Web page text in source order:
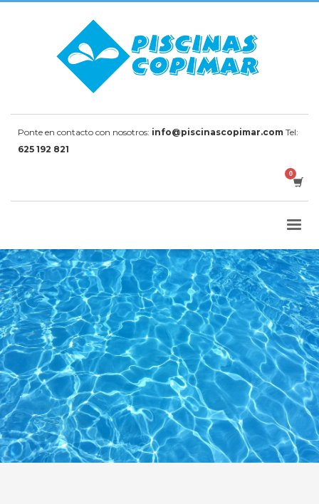
Ponte en contacto con nosotros: info@piscinascopimar.com Tel:
625 192 821